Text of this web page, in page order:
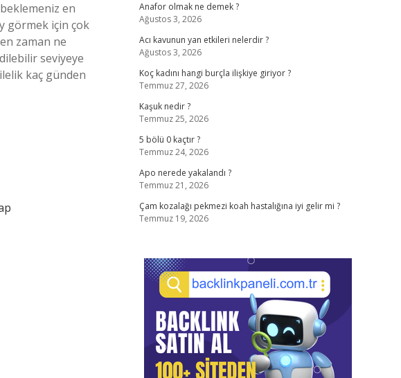
en
görmek için çok
zaman ne
seviyeye
kaç günden
Anafor olmak ne demek ?
Ağustos 3, 2026
Acı kavunun yan etkileri nelerdir ?
Ağustos 3, 2026
Koç kadını hangi burçla ilişkiye giriyor ?
Temmuz 27, 2026
Kaşuk nedir ?
Temmuz 25, 2026
5 bölü 0 kaçtır ?
Temmuz 24, 2026
Apo nerede yakalandı ?
Temmuz 21, 2026
Çam kozalağı pekmezi koah hastalığına iyi gelir mi ?
Temmuz 19, 2026